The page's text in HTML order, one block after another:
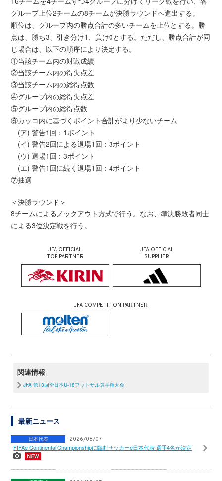
グループ上位2チームの8チームが決勝ラウンドへ進出する。
順位は、グループ内の勝点合計の多いチームを上位とする。勝
点は、勝ち3、引き分け1、負け0とする。ただし、勝点合計が同
じ場合は、以下の順序により決定する。
①当該チーム内の対戦成績
②当該チーム内の得失点差
③当該チーム内の総得点数
④グループ内の総得失点差
⑤グループ内の総得点数
⑥カッコ内に基づくポイント合計がより少ないチーム
(ア) 警告1回：1ポイント
(イ) 警告2回による退場1回：3ポイント
(ウ) 退場1回：3ポイント
(エ) 警告1回に続く退場1回：4ポイント
⑦抽選
＜決勝ラウンド＞
8チームによるノックアウト方式で行う。なお、準決勝敗者同士
による3位決定戦を行う。
JFA OFFICIAL
TOP PARTNER
JFA OFFICIAL
SUPPLIER
JFA COMPETITION PARTNER
関連情報
JFA 第13回全日本U-18フットサル選手権大会
最新ニュース
日本代表 2026/08/07
FIFAe Continental Championshipに臨むサッカーe日本代表 選手4名が決定